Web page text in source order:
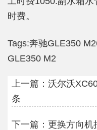
时费。
Tags:奔驰GLE350
GLE350 M2
上一篇： 沃尔沃
条
下一篇： 更换方向机